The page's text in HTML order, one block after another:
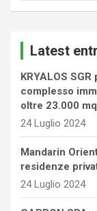
Latest
KRYALOS
complesso
oltre 23.000
24 Luglio 2024
Mandarin
residenze
24 Luglio 2024